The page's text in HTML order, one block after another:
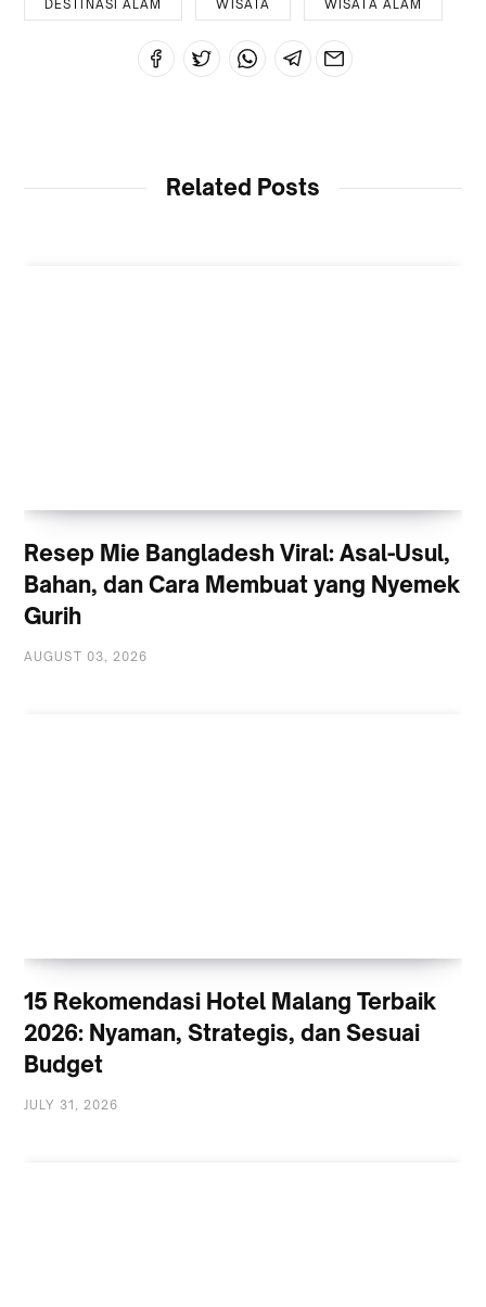
DESTINASI ALAM WISATA WISATA ALAM
Related Posts
Resep Mie Bangladesh Viral: Asal-Usul,
Bahan, dan Cara Membuat yang Nyemek
Gurih
AUGUST 03, 2026
15 Rekomendasi Hotel Malang Terbaik
2026: Nyaman, Strategis, dan Sesuai
Budget
JULY 31, 2026